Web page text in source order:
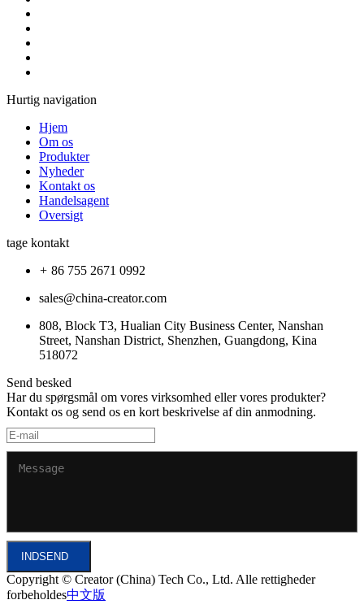
Hurtig navigation
Hjem
Om os
Produkter
Nyheder
Kontakt os
Handelsagent
Oversigt
tage kontakt
86 755 2671 0992
sales@china-creator.com
808, Block T3, Hualian City Business Center, Nanshan
Street, Nanshan District, Shenzhen, Guangdong, Kina
518072
Send besked
Har du spørgsmål om vores virksomhed eller vores produkter?
Kontakt os og send os en kort beskrivelse af din anmodning.
INDSEND
Copyright © Creator (China) Tech Co., Ltd. Alle rettigheder
forbeholdes中文版